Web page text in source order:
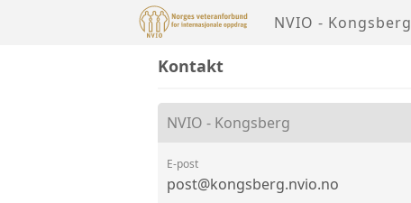
NVIO - Kongsberg
Kontakt
NVIO - Kongsberg
E-post
post@kongsberg.nvio.no